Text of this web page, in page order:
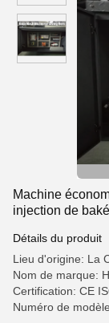
Machine
injection de
Détails du produit
Lieu d'origine: La
Nom de marque:
Certification: CE
Numéro de